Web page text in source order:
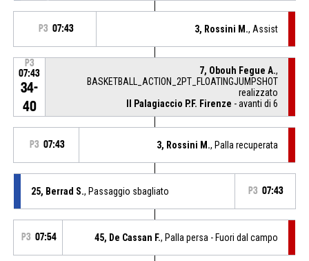
P3 07:43 3, Rossini M., Assist
P3
07:43
34-
40
7, Obouh Fegue A.,
BASKETBALL_ACTION_2PT_FLOATINGJUMPSHOT
realizzato
Il Palagiaccio P.F. Firenze - avanti di 6
P3 07:43 3, Rossini M., Palla recuperata
25, Berrad S., Passaggio sbagliato P3 07:43
P3 07:54 45, De Cassan F., Palla persa - Fuori dal campo